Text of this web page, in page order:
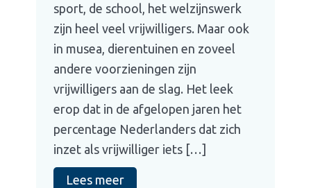
sport, de school, het welzijnswerk
zijn heel veel vrijwilligers. Maar ook
in musea, dierentuinen en zoveel
andere voorzieningen zijn
vrijwilligers aan de slag. Het leek
erop dat in de afgelopen jaren het
percentage Nederlanders dat zich
inzet als vrijwilliger iets […]
Lees meer